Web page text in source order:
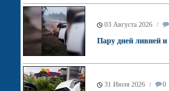
03 Августа 2026 /
Пару дней ливней
31 Июля 2026 / 0